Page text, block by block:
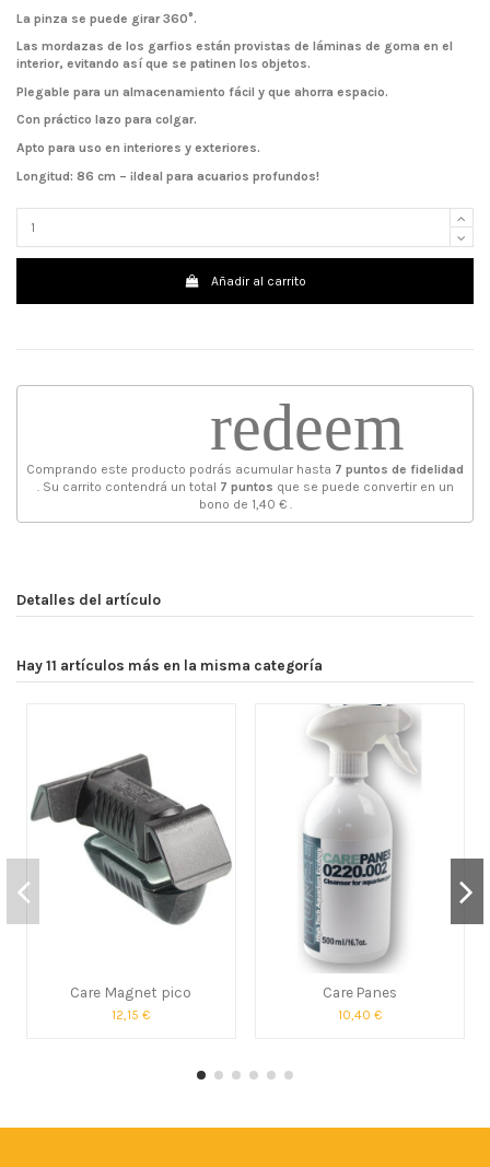
La pinza se puede girar 360°.
Las mordazas de los garfios están provistas de láminas de goma en el
interior, evitando así que se patinen los objetos.
Plegable para un almacenamiento fácil y que ahorra espacio.
Con práctico lazo para colgar.
Apto para uso en interiores y exteriores.
Longitud: 86 cm – ¡Ideal para acuarios profundos!
Añadir al carrito
redeem
Comprando este producto podrás acumular hasta 7 puntos de fidelidad
. Su carrito contendrá un total 7 puntos que se puede convertir en un
bono de 1,40 €.
Detalles del artículo
Hay 11 artículos más en la misma categoría
Care Magnet pico
12,15 €
Care Panes
10,40 €